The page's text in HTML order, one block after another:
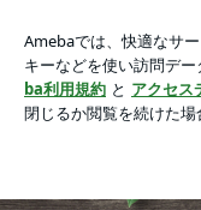
アプリをダウンロー
ょう。